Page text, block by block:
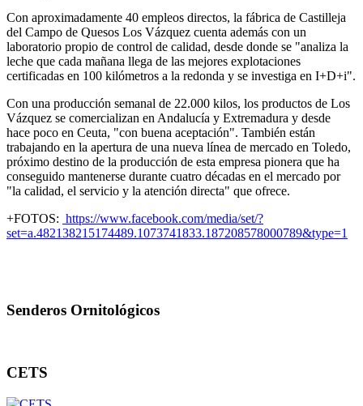
Con aproximadamente 40 empleos directos, la fábrica de Castilleja
del Campo de Quesos Los Vázquez cuenta además con un
laboratorio propio de control de calidad, desde donde se "analiza la
leche que cada mañana llega de las mejores explotaciones
certificadas en 100 kilómetros a la redonda y se investiga en I+D+i".
Con una producción semanal de 22.000 kilos, los productos de Los
Vázquez se comercializan en Andalucía y Extremadura y desde
hace poco en Ceuta, "con buena aceptación". También están
trabajando en la apertura de una nueva línea de mercado en Toledo,
próximo destino de la producción de esta empresa pionera que ha
conseguido mantenerse durante cuatro décadas en el mercado por
"la calidad, el servicio y la atención directa" que ofrece.
+FOTOS: https://www.facebook.com/media/set/?
set=a.482138215174489.1073741833.187208578000789&type=1
Senderos Ornitológicos
CETS